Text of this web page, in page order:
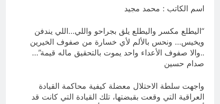
التسخيتي, من اصحاب الكساء الى
المعصوبين الاثني عشر، حجج اللات
9 ساعات Ago
اسم الكاتب : محمد مجيد
“اليطلع مكسر واليطلع يلق بجراحو واللي…اللي يندفن
ويخيس… ونحس بالألم لأي خسارة من صفوف الخيرين
..والا صفوف الأعداء واحد يموت بالتحقيق ماله قيمة”…
صدام حسين
واجهت سلطة الاحتلال معضلة كيفية محاكمة القيادة
العراقية التي وقعت بقبضتها، تلك القيادة التي كانت قد